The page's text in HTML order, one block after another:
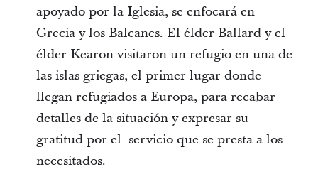
apoyado por la Iglesia, se enfocará en
Grecia y los Balcanes. El élder Ballard y el
élder Kearon visitaron un refugio en una de
las islas griegas, el primer lugar donde
llegan refugiados a Europa, para recabar
detalles de la situación y expresar su
gratitud por el servicio que se presta a los
necesitados.